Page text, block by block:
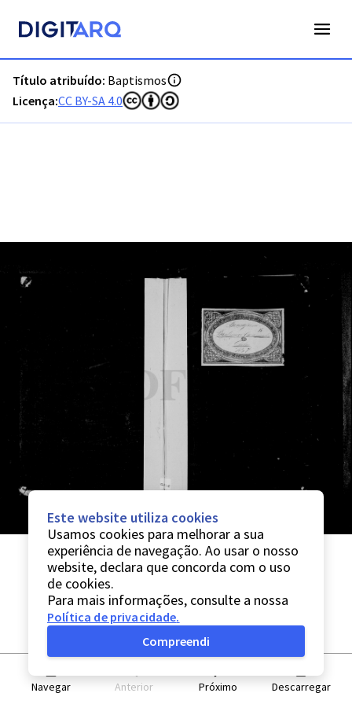
Título atribuído: Baptismos
Licença:CC BY-SA 4.0
Navegar Anterior Próximo Descarregar
Este website utiliza cookies
Usamos cookies para melhorar a sua
experiência de navegação. Ao usar o nosso
website, declara que concorda com o uso
de cookies.
Para mais informações, consulte a nossa
Política de privacidade.
Compreendi